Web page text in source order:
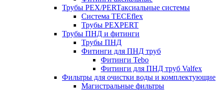
Трубы PEX/PERTаксиальные системы
Система TECEflex
Трубы PEXPERT
Трубы ПНД и фитинги
Трубы ПНД
Фитинги для ПНД труб
Фитинги Tebo
Фитинги для ПНД труб Valfex
Фильтры для очистки воды и комплектующие
Магистральные фильтры